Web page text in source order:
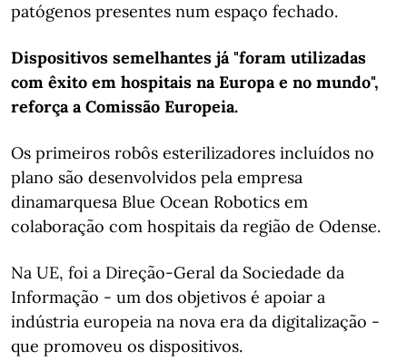
patógenos presentes num espaço fechado.
Dispositivos semelhantes já "foram utilizadas
com êxito em hospitais na Europa e no mundo",
reforça a Comissão Europeia.
Os primeiros robôs esterilizadores incluídos no
plano são desenvolvidos pela empresa
dinamarquesa Blue Ocean Robotics em
colaboração com hospitais da região de Odense.
Na UE, foi a Direção-Geral da Sociedade da
Informação - um dos objetivos é apoiar a
indústria europeia na nova era da digitalização -
que promoveu os dispositivos.